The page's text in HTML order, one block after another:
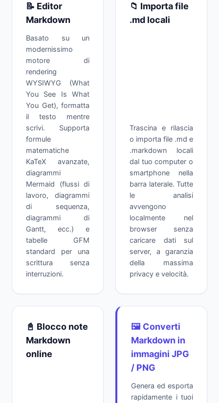
📝 Editor
Markdown
Basato su un
modernissimo
motore di
rendering
WYSIWYG (What
You See Is What
You Get), formatta
il testo mentre
scrivi. Supporta
formule
matematiche
KaTeX avanzate,
diagrammi
Mermaid (flussi di
lavoro, diagrammi
di sequenza,
diagrammi di
Gantt, ecc.) e
tabelle GFM
standard per una
scrittura senza
interruzioni.
📁 Importa file
.md locali
Trascina e rilascia
o importa file .md e
.markdown locali
dal tuo computer o
smartphone nella
barra laterale. Tutte
le analisi
avvengono
localmente nel
browser senza
caricare dati sul
server, a garanzia
della massima
privacy e velocità.
📓 Blocco note
Markdown
online
🖼️ Converti
Markdown in
immagini JPG
/ PNG
Genera ed esporta
rapidamente i tuoi